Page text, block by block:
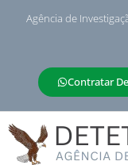
Agência de
Contratar